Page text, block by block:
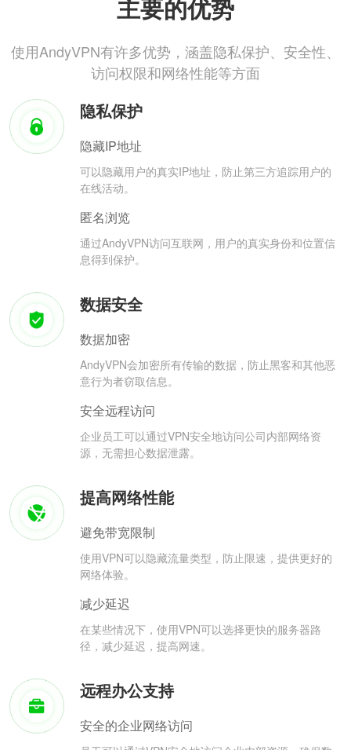
主要的优势
使用AndyVPN有许多优势，涵盖隐私保护、安全性、
访问权限和网络性能等方面
隐私保护
隐藏IP地址
可以隐藏用户的真实IP地址，防止第三方追踪用户的
在线活动。
匿名浏览
通过AndyVPN访问互联网，用户的真实身份和位置信
息得到保护。
数据安全
数据加密
AndyVPN会加密所有传输的数据，防止黑客和其他恶
意行为者窃取信息。
安全远程访问
企业员工可以通过VPN安全地访问公司内部网络资
源，无需担心数据泄露。
提高网络性能
避免带宽限制
使用VPN可以隐藏流量类型，防止限速，提供更好的
网络体验。
减少延迟
在某些情况下，使用VPN可以选择更快的服务器路
径，减少延迟，提高网速。
远程办公支持
安全的企业网络访问